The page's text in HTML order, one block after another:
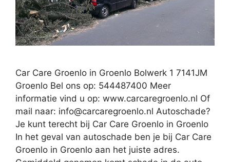
Car Care Groenlo in Groenlo Bolwerk 1 7141JM
Groenlo Bel ons op: 544487400 Meer
informatie vind u op: www.carcaregroenlo.nl Of
mail naar: info@carcaregroenlo.nl Autoschade?
Je kunt terecht bij Car Care Groenlo in Groenlo
In het geval van autoschade ben je bij Car Care
Groenlo in Groenlo aan het juiste adres.